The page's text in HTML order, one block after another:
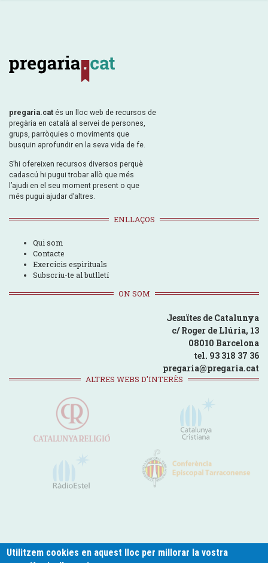
pregaria.cat és un lloc web de recursos de
pregària en català al servei de persones,
grups, parròquies o moviments que
busquin aprofundir en la seva vida de fe.
S’hi ofereixen recursos diversos perquè
cadascú hi pugui trobar allò que més
l’ajudi en el seu moment present o que
més pugui ajudar d’altres.
ENLLAÇOS
Qui som
Contacte
Exercicis espirituals
Subscriu-te al butlletí
ON SOM
Jesuïtes de Catalunya
c/ Roger de Llúria, 13
08010 Barcelona
tel. 93 318 37 36
pregaria@pregaria.cat
ALTRES WEBS D'INTERÈS
Utilitzem cookies en aquest lloc per millorar la vostra